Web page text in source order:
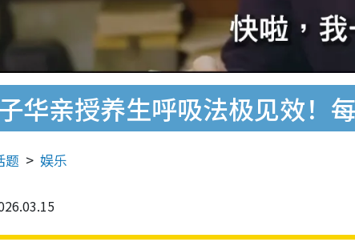
华亲授养生呼吸法极见效！
题 娱乐